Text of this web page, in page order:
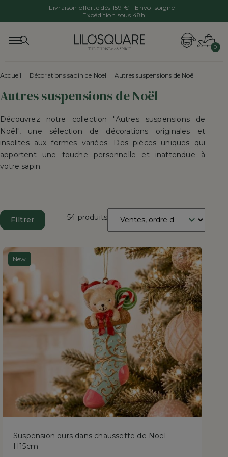
Livraison offerte dès 159 € - Envoi soigné -
Expédition sous 48h
0
Accueil Décorations sapin de Noël Autres suspensions de Noël
Autres suspensions de Noël
Découvrez notre collection "Autres suspensions de
Noël", une sélection de décorations originales et
insolites aux formes variées. Des pièces uniques qui
apportent une touche personnelle et inattendue à
votre sapin.
Filtrer 54 produits
New
Suspension ours dans chaussette de Noël
H15cm